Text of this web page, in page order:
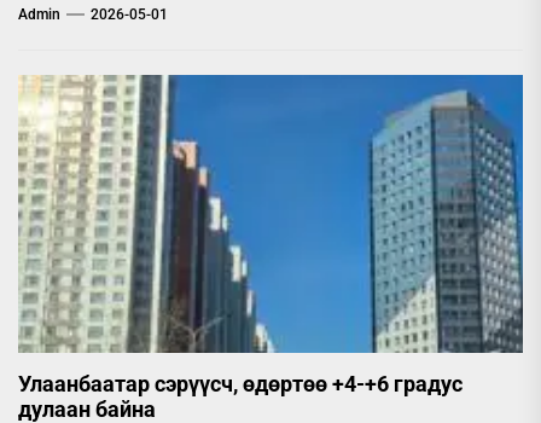
Admin 2026-05-01
Улаанбаатар сэрүүсч, өдөртөө +4-+6 градус
дулаан байна